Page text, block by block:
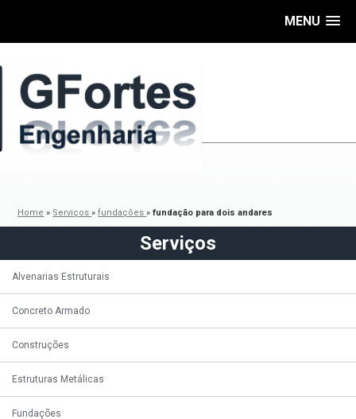
MENU
Home » Serviços»fundações»fundação para dois andares
Serviços
Alvenarias Estruturais
Concreto Armado
Construções
Estruturas Metálicas
Fundações